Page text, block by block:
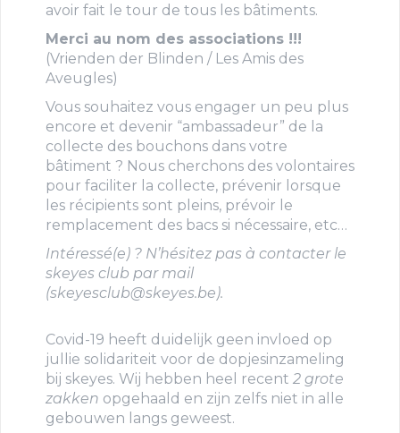
avoir fait le tour de tous les bâtiments.
Merci au nom des associations !!!
(Vrienden der Blinden / Les Amis des
Aveugles)
Vous souhaitez vous engager un peu plus
encore et devenir “ambassadeur” de la
collecte des bouchons dans votre
bâtiment ? Nous cherchons des volontaires
pour faciliter la collecte, prévenir lorsque
les récipients sont pleins, prévoir le
remplacement des bacs si nécessaire, etc…
Intéressé(e) ? N’hésitez pas à contacter le
skeyes club par mail
(skeyesclub@skeyes.be).
Covid-19 heeft duidelijk geen invloed op
jullie solidariteit voor de dopjesinzameling
bij skeyes. Wij hebben heel recent 2 grote
zakken opgehaald en zijn zelfs niet in alle
gebouwen langs geweest.